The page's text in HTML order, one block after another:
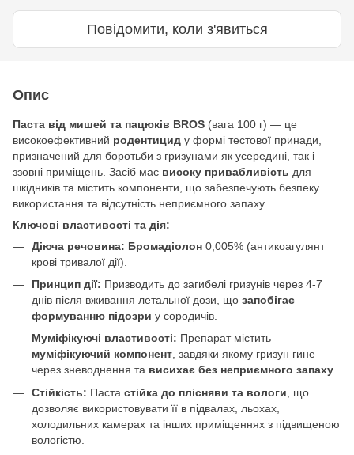
Повідомити, коли з'явиться
Опис
Паста від мишей та пацюків BROS (вага 100 г) — це
високоефективний родентицид у формі тестової принади,
призначений для боротьби з гризунами як усередині, так і
ззовні приміщень. Засіб має високу привабливість для
шкідників та містить компоненти, що забезпечують безпеку
використання та відсутність неприємного запаху.
Ключові властивості та дія:
Діюча речовина: Бромадіолон 0,005% (антикоагулянт
крові тривалої дії).
Принцип дії: Призводить до загибелі гризунів через 4-7
днів після вживання летальної дози, що запобігає
формуванню підозри у сородичів.
Муміфікуючі властивості: Препарат містить
муміфікуючий компонент, завдяки якому гризун гине
через зневоднення та висихає без неприємного запаху.
Стійкість: Паста стійка до плісняви та вологи , що
дозволяє використовувати її в підвалах, льохах,
холодильних камерах та інших приміщеннях з підвищеною
вологістю.